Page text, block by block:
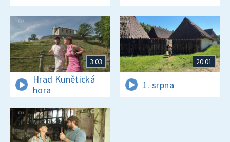
3:03
Hrad Kunětická
hora
20:01
1. srpna